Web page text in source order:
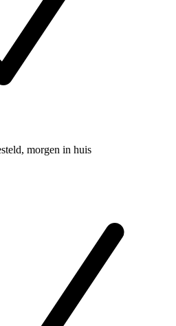
morgen in huis